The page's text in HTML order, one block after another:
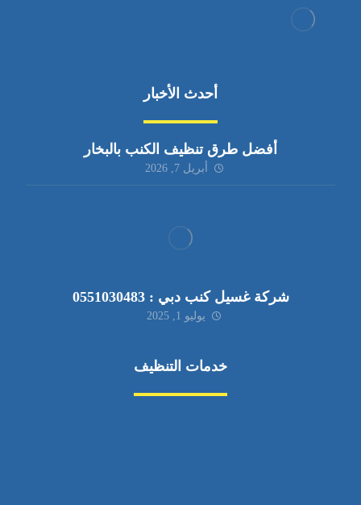
أحدث الأخبار
أفضل طرق تنظيف الكنب بالبخار
أبريل 7, 2026
شركة غسيل كنب دبي : 0551030483
يوليو 1, 2025
خدمات التنظيف